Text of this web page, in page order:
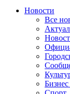
Новости
Все